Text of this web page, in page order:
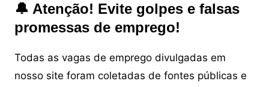
🔔 Atenção! Evite golpes e falsas
promessas de emprego!
Todas as vagas de emprego divulgadas em
nosso site foram coletadas de fontes públicas e